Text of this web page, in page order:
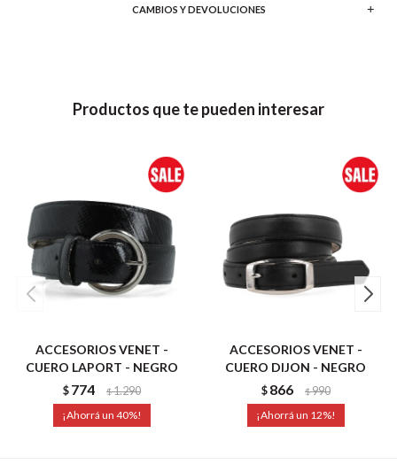
CAMBIOS Y DEVOLUCIONES
Productos que te pueden interesar
ACCESORIOS VENET -
CUERO LAPORT - NEGRO
$ 774 $1.290
40
ACCESORIOS VENET -
CUERO DIJON - NEGRO
$ 866 $990
12